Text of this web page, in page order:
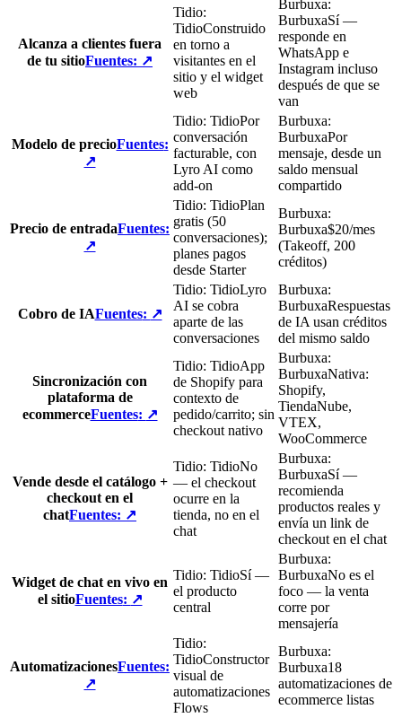
Alcanza a clientes fuera
de tu sitioFuentes: ↗
Tidio:
TidioConstruido
en torno a
visitantes en el
sitio y el widget
web
Burbuxa:
BurbuxaSí —
responde en
WhatsApp e
Instagram incluso
después de que se
van
Modelo de precioFuentes:
↗
Tidio: TidioPor
conversación
facturable, con
Lyro AI como
add-on
Burbuxa:
BurbuxaPor
mensaje, desde un
saldo mensual
compartido
Precio de entradaFuentes:
↗
Tidio: TidioPlan
gratis (50
conversaciones);
planes pagos
desde Starter
Burbuxa:
Burbuxa$20/mes
(Takeoff, 200
créditos)
Cobro de IAFuentes: ↗
Tidio: TidioLyro
AI se cobra
aparte de las
conversaciones
Burbuxa:
BurbuxaRespuestas
de IA usan créditos
del mismo saldo
Sincronización con
plataforma de
ecommerceFuentes: ↗
Tidio: TidioApp
de Shopify para
contexto de
pedido/carrito; sin
checkout nativo
Burbuxa:
BurbuxaNativa:
Shopify,
TiendaNube,
VTEX,
WooCommerce
Vende desde el catálogo +
checkout en el
chatFuentes: ↗
Tidio: TidioNo
— el checkout
ocurre en la
tienda, no en el
chat
Burbuxa:
BurbuxaSí —
recomienda
productos reales y
envía un link de
checkout en el chat
Widget de chat en vivo en
el sitioFuentes: ↗
Tidio: TidioSí —
el producto
central
Burbuxa:
BurbuxaNo es el
foco — la venta
corre por
mensajería
AutomatizacionesFuentes:
↗
Tidio:
TidioConstructor
visual de
automatizaciones
Flows
Burbuxa:
Burbuxa18
automatizaciones de
ecommerce listas